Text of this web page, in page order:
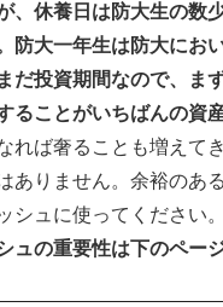
、休養日は防大生の数
防大一年生は防大にお
だ投資期間なので、ま
ることがいちばんの資
れば奢ることも増えて
ありません。余裕のあ
シュに使ってください。
ュの重要性は下のページ